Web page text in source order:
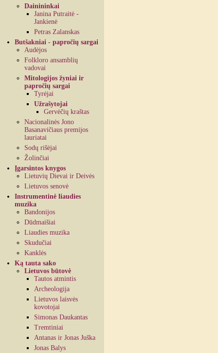
Dainininkai
Janina Putraitė -
Jankienė
Petras Zalanskas
Butšakniai - papročių sargai
Audėjos
Folkloro ansamblių
vadovai
Mitologijos žyniai ir
papročių sargai
Tyrėjai
Užrašytojai
Gervėčių kraštas
Nacionalinės Jono
Basanavičiaus premijos
lauriatai
Sodų rišėjai
Žolinčiai
Įgarsintos knygos
Lietuvių Dievai ir Deivės
Lietuvos senovė
Instrumentinė liaudies
muzika
Bandonijos
Dūdmaišiai
Liaudies muzika
Skudučiai
Kanklės
Ką tauta sako
Lietuvos būtovė
Tautos atmintis
Archeologija
Lietuvos laisvės
kovotojai
Simonas Daukantas
Tremtiniai
Antanas ir Jonas Juška
Jonas Balys